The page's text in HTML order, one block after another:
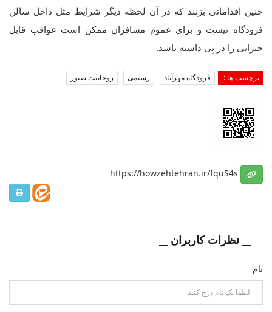
چنین اقداماتی بزنند که در آن لحظه دیگر شرایط مثل داخل سالن
فرودگاه نیست و برای عموم مسافران ممکن است عواقب قابل
جبرانی را در پی داشته باشد.
برچسب ها : فرودگاه مهرآباد رستمی روحانیت صبور
https://howzehtehran.ir/fquS4s
__ نظرات کاربران __
نام